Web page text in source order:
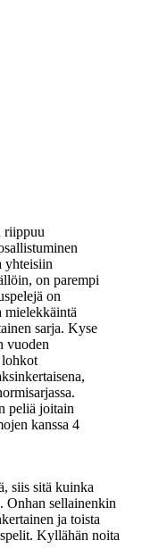
riippuu
yhteisiin
on parempi
on
sarja. Kyse
vuoden
lohkot
peliä joitain
kanssa 4
siis sitä kuinka
Onhan sellainenkin
ja toista
Kyllähän noita